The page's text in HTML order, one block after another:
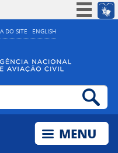
DO SITE ENGLISH
Simplifique!
Acesso à informação
Legislação